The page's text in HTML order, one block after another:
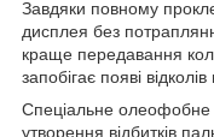
Завдяки повному
дисплея без
краще передавання
запобігає появі
Спеціальне олеофобне
утворення відбитків